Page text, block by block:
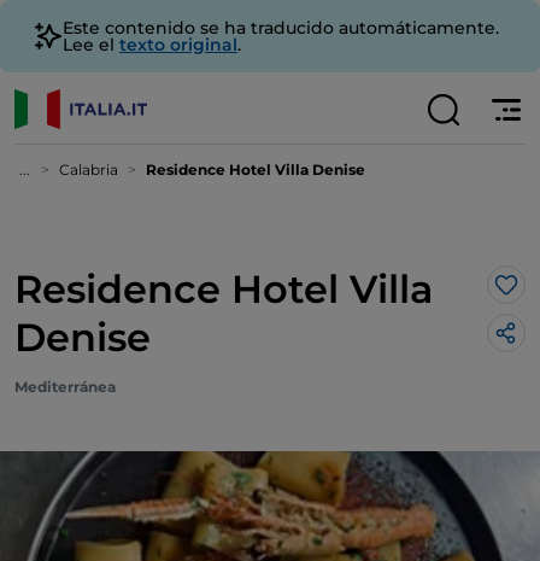
Este contenido se ha traducido automáticamente.
Lee el texto original.
... Calabria Residence Hotel Villa Denise
Residence Hotel Villa
Denise
Me
Mediterránea